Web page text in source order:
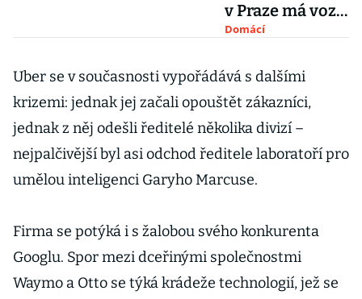
v Praze má vozit
pasažéry ve
výhodněji
Domácí
Uber se v současnosti vypořádává s dalšími
krizemi: jednak jej začali opouštět zákazníci,
jednak z něj odešli ředitelé několika divizí –
nejpalčivější byl asi odchod ředitele laboratoří pro
umělou inteligenci Garyho Marcuse.
Firma se potýká i s žalobou svého konkurenta
Googlu. Spor mezi dceřinými společnostmi
Waymo a Otto se týká krádeže technologií, jež se